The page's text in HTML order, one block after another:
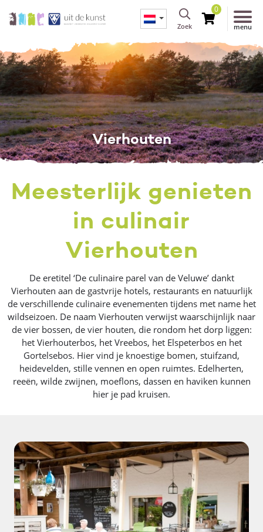
Zoek
0
menu
Vierhouten
Meesterlijk genieten
in culinair
Vierhouten
De eretitel ‘De culinaire parel van de Veluwe’ dankt
Vierhouten aan de gastvrije hotels, restaurants en natuurlijk
de verschillende culinaire evenementen tijdens met name het
wildseizoen. De naam Vierhouten verwijst waarschijnlijk naar
de vier bossen, de vier houten, die rondom het dorp liggen:
het Vierhouterbos, het Vreebos, het Elspeterbos en het
Gortelsebos. Hier vind je knoestige bomen, stuifzand,
heidevelden, stille vennen en open ruimtes. Edelherten,
reeën, wilde zwijnen, moeflons, dassen en haviken kunnen
hier je pad kruisen.